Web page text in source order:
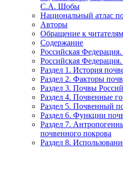
С.А. Шобы
Национальный атлас
Авторы
Обращение к читателям
Содержание
Российская
Российская
Раздел 1. История
Раздел 2. Факторы
Раздел 3. Почвы
Раздел 4. Почвенные
Раздел 5. Почвенный
Раздел 6. Функции
Раздел 7.
почвенного покрова
Раздел 8.